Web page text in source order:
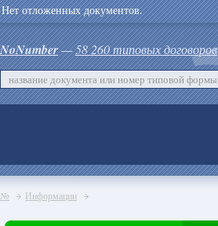
Нет отложенных документов.
NoNumber—58 260 типовых договоров
№ Информации